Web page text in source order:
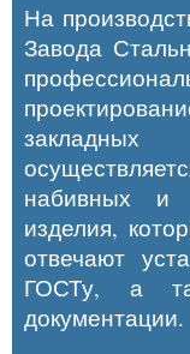
На
Завода
набивных и
изделия,
отвечают
ГОСТу, а
документации.